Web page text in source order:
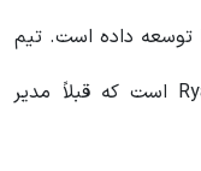
داده است. تیم
رهبری تتا همچنین شامل Ryan Nichols است که قبلاً مدیر